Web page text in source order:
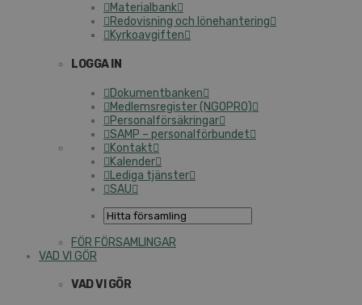
Materialbank
Redovisning och lönehantering
Kyrkoavgiften
LOGGA IN
Dokumentbanken
Medlemsregister (NGOPRO)
Personalförsäkringar
SAMP – personalförbundet
Kontakt
Kalender
Lediga tjänster
SAU
FÖR FÖRSAMLINGAR
VAD VI GÖR
VAD VI GÖR